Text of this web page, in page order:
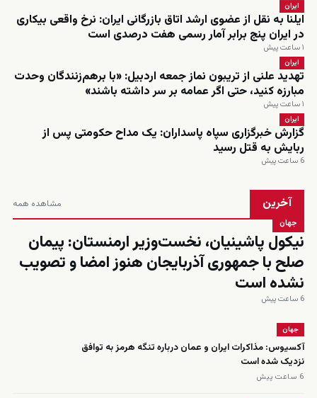
ایران
ایلنا به نقل از عضوی ارشد اتاق بازرگانی ایران: نرخ واقعی بیکاری
در ایران پنج برابر آمار رسمی هفت درصدی است
۱ ساعت پیش
ایران
تهدید علنی از تریبون نماز جمعه اردبیل: «با برهم‌زنندگان وحدت
مبارزه کنید، حتی اگر عمامه بر سر داشته باشند»
۱ ساعت پیش
ایران
گزارش خبرگزاری سپاه پاسداران: یک مداح حکومتی پس از
ربایش به قتل رسید
6 ساعت پیش
آخرین مشاهده همه
جهان
نیکول پاشینیان، نخست‌وزیر ارمنستان: پیمان
صلح با جمهوری آذربایجان هنوز امضا و تصویب
نشده است
6 ساعت پیش
جهان
آکسیوس: مذاکرات ایران و عمان درباره تنگه هرمز به توافق
نزدیک شده است
6 ساعت پیش